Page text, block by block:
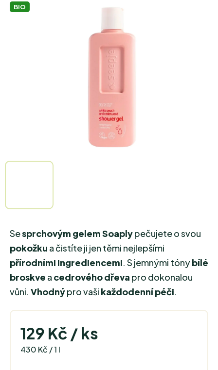
Sesprchovým gelem Soaplypečujete o svou
pokožku a čistíte ji jen těmi nejlepšími
přírodními ingrediencemi . S jemnými tónybílé
broskve a cedrového dřeva pro dokonalou
vůni. Vhodnýpro vaši každodenní péči
129 Kč / ks
Měrná cena:
430 Kč / 1 l
jeBIO